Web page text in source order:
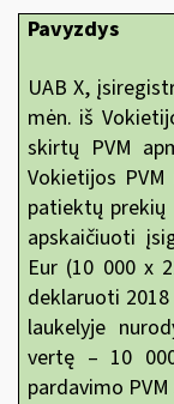
Pavyzdys
UAB X,
mėn. iš
skirtų PVM
Vokietijos
patiektų prekių
apskaičiuoti
Eur (10 000 x
deklaruoti
laukelyje
vertę – 10
pardavimo